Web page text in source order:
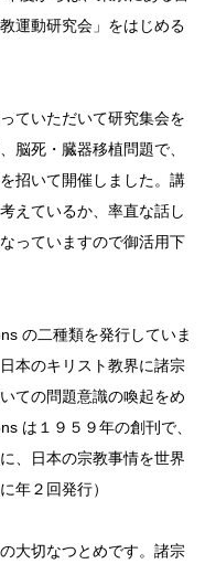
運動研究会」をはじめる
ていただいて研究集会を
脳死・臓器移植問題で、
招いて開催しました。講
えているか、率直な話し
っていますので御活用下
の二種類を発行していま
本のキリスト教界に諸宗
ての問題意識の喚起をめ
は１９５９年の創刊で、
、日本の宗教事情を世界
年２回発行）
大切なつとめです。諸宗